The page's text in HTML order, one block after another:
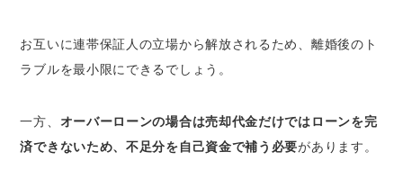
お互いに連帯保証人の立場から解放されるため、離婚後のト
ラブルを最小限にできるでしょう。
一方、 オーバーローンの場合は売却代金だけではローンを完
済できないため、不足分を自己資金で補う必要があります。